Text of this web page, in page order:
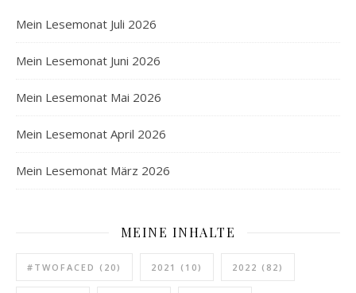
Mein Lesemonat Juli 2026
Mein Lesemonat Juni 2026
Mein Lesemonat Mai 2026
Mein Lesemonat April 2026
Mein Lesemonat März 2026
MEINE INHALTE
#TWOFACED (20) 2021 (10) 2022 (82)